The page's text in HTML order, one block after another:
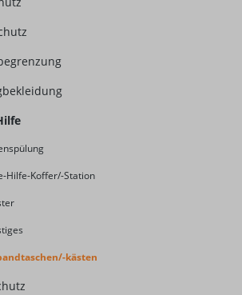
Hilfe-Koffer/-Station
kästen